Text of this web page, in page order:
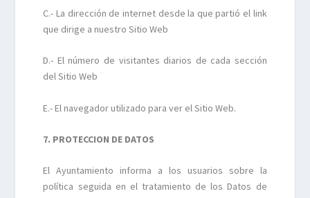
C.- La dirección de internet desde la que partió el link
que dirige a nuestro Sitio Web
D.- El número de visitantes diarios de cada sección
del Sitio Web
E.- El navegador utilizado para ver el Sitio Web.
7. PROTECCION DE DATOS
El Ayuntamiento informa a los usuarios sobre la
política seguida en el tratamiento de los Datos de